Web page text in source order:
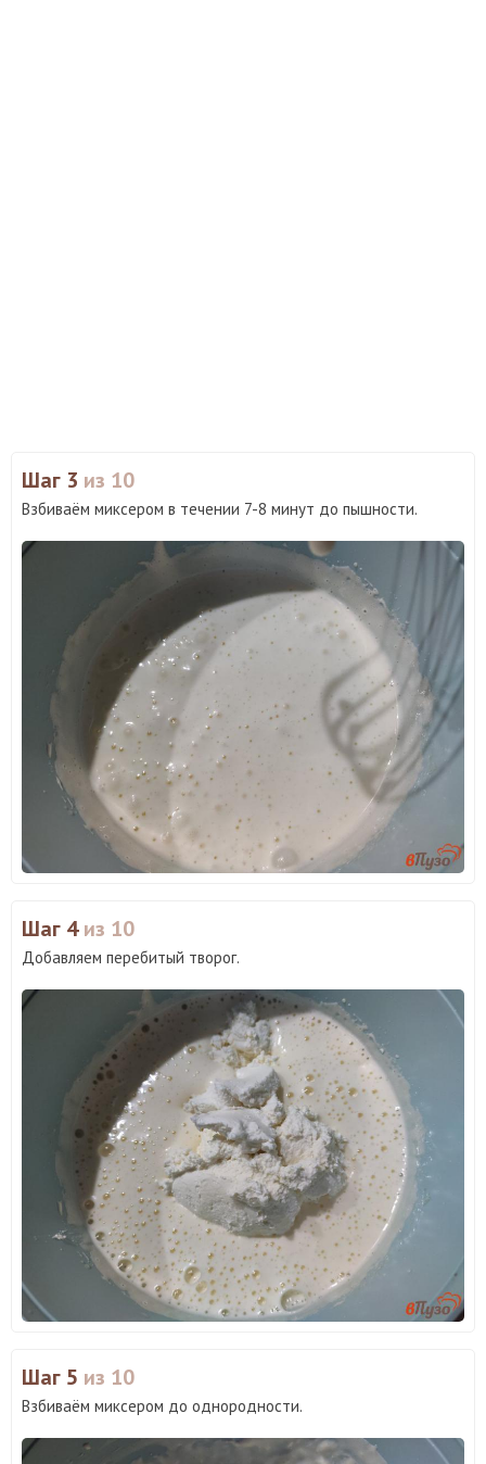
Шаг 3 из 10
Взбиваём миксером в течении 7-8 минут до пышности.
Шаг 4из 10
Добавляем перебитый творог.
Шаг 5 из 10
Взбиваём миксером до однородности.